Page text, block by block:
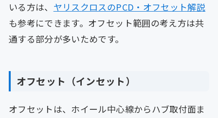
いる方は、 ヤリスクロスのPCD・オフセット解説
も参考にできます。オフセット範囲の考え方は共
通する部分が多いためです。
オフセット（インセット）
オフセットは、ホイール中心線からハブ取付面ま